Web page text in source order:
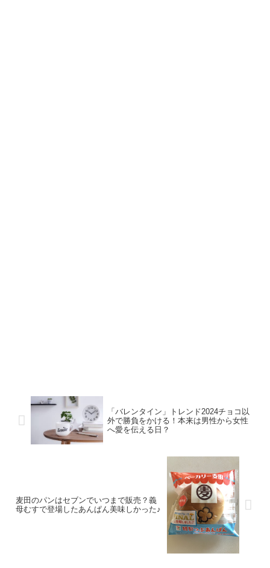
「バレンタイン」トレンド2024チョコ以
外で勝負をかける！本来は男性から女性
へ愛を伝える日？
麦田のパンはセブンでいつまで販売？義
母むすで登場したあんぱん美味しかった♪